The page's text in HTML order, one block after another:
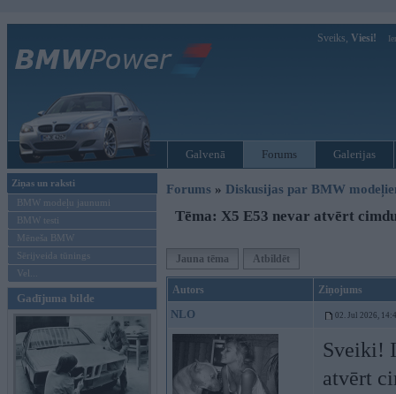
Sveiks, Viesi!
Galvenā Forums Galerijas
Ziņas un raksti
BMW modeļu jaunumi
BMW testi
Mēneša BMW
Sērijveida tūnings
Vel...
Gadījuma bilde
Forums » Diskusijas par BMW
Tēma: X5 E53 nevar atvērt
Jauna tēma Atbildēt
Autors Ziņojums
NLO 02. Jul 2026,
Sveiki!
atvērt